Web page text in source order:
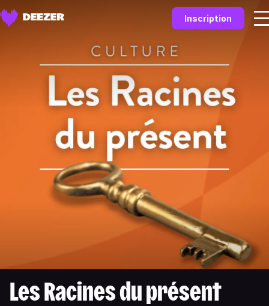
Inscription
Les Racines du présent